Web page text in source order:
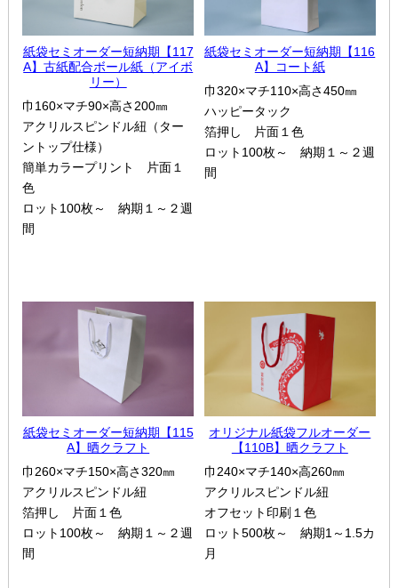
紙袋セミオーダー短納期【117
A】古紙配合ボール紙（アイボ
リー）
巾160×マチ90×高さ200㎜
アクリルスピンドル紐（ター
ントップ仕様）
簡単カラープリント 片面１
色
ロット100枚～ 納期１～２週
間
紙袋セミオーダー短納期【116
A】コート紙
巾320×マチ110×高さ450㎜
ハッピータック
箔押し 片面１色
ロット100枚～ 納期１～２週
間
紙袋セミオーダー短納期【115
A】晒クラフト
巾260×マチ150×高さ320㎜
アクリルスピンドル紐
箔押し 片面１色
ロット100枚～ 納期１～２週
間
オリジナル紙袋フルオーダー
【110B】晒クラフト
巾240×マチ140×高260㎜
アクリルスピンドル紐
オフセット印刷１色
ロット500枚～ 納期1～1.5カ
月